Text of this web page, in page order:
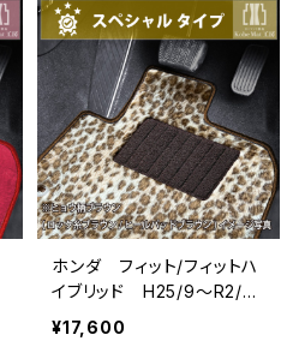
ホンダ フィット/フィットハ
イブリッド H25/9〜R2/2
GK3/4/5/6・GP5/6 フ
ロアマット一式 カーマッ
¥17,600